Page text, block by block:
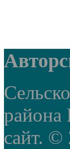
района
сайт. ©